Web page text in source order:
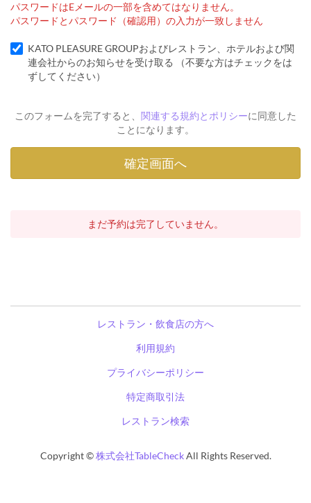
パスワードはEメールの一部を含めてはなりません。
パスワードとパスワード（確認用）の入力が一致しません
KATO PLEASURE GROUPおよびレストラン、ホテルおよび関
連会社からのお知らせを受け取る （不要な方はチェックをは
ずしてください）
このフォームを完了すると、 関連する規約とポリシーに同意した
ことになります。
まだ予約は完了していません。
レストラン・飲食店の方へ
利用規約
プライバシーポリシー
特定商取引法
レストラン検索
Copyright ©株式会社TableCheckAll Rights Reserved.